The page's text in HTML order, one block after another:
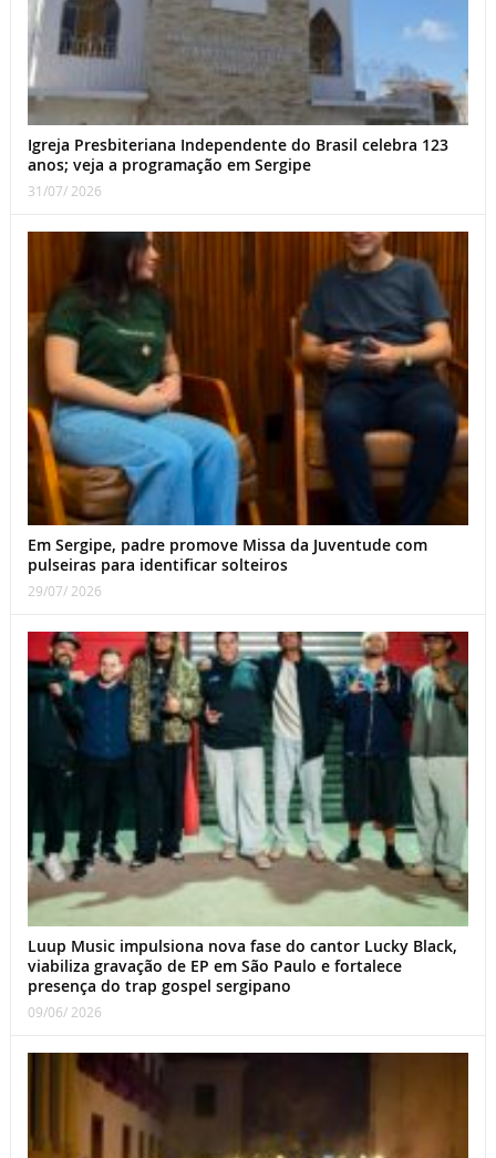
Igreja Presbiteriana Independente do Brasil celebra 123
anos; veja a programação em Sergipe
31/07/ 2026
Em Sergipe, padre promove Missa da Juventude com
pulseiras para identificar solteiros
29/07/ 2026
Luup Music impulsiona nova fase do cantor Lucky Black,
viabiliza gravação de EP em São Paulo e fortalece
presença do trap gospel sergipano
09/06/ 2026